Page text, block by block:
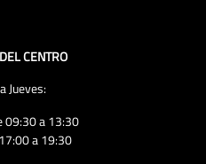
CENTRO
Jueves:
09:30 a 13:30
a 19:30